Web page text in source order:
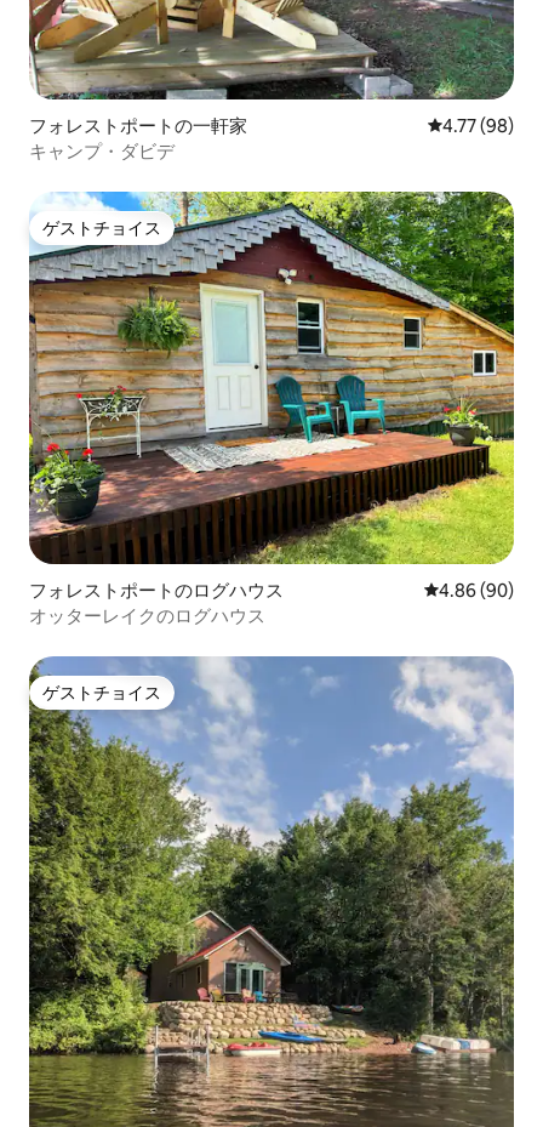
フォレストポートの一軒家 レビュー98
4.77 (98)
キャンプ・ダビデ
ゲストチョイス
ゲストチョイス
フォレストポートのログハウス レビュー90件
4.86 (90)
オッターレイクのログハウス
ゲストチョイス
ゲストチョイス